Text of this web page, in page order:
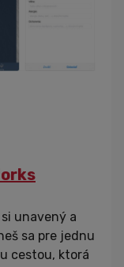
unavený a
sa pre jednu
cestou, ktorá